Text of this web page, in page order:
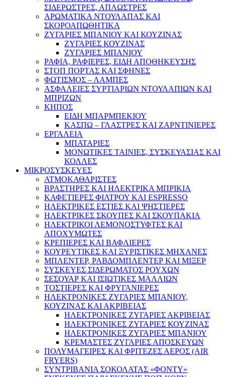
ΣΙΔΕΡΩΣΤΡΕΣ, ΑΠΛΩΣΤΡΕΣ
ΑΡΩΜΑΤΙΚΑ ΝΤΟΥΛΑΠΑΣ ΚΑΙ
ΣΚΟΡΟΑΠΩΘΗΤΙΚΑ
ΖΥΓΑΡΙΕΣ ΜΠΑΝΙΟΥ ΚΑΙ ΚΟΥΖΙΝΑΣ
ΖΥΓΑΡΙΕΣ ΚΟΥΖΙΝΑΣ
ΖΥΓΑΡΙΕΣ ΜΠΑΝΙΟΥ
ΡΑΦΙΑ, ΡΑΦΙΕΡΕΣ, ΕΙΔΗ ΑΠΟΘΗΚΕΥΣΗΣ
ΣΤΟΠ ΠΟΡΤΑΣ ΚΑΙ ΣΦΗΝΕΣ
ΦΩΤΙΣΜΟΣ – ΛΑΜΠΕΣ
ΑΣΦΑΛΕΙΕΣ ΣΥΡΤΙΑΡΙΩΝ ΝΤΟΥΛΑΠΙΩΝ ΚΑΙ
ΜΠΡΙΖΩΝ
ΚΗΠΟΣ
ΕΙΔΗ ΜΠΑΡΜΠΕΚΙΟΥ
ΚΑΣΠΩ – ΓΛΑΣΤΡΕΣ ΚΑΙ ΖΑΡΝΤΙΝΙΕΡΕΣ
ΕΡΓΑΛΕΙΑ
ΜΠΑΤΑΡΙΕΣ
ΜΟΝΩΤΙΚΕΣ ΤΑΙΝΙΕΣ, ΣΥΣΚΕΥΑΣΙΑΣ ΚΑΙ
ΚΟΛΛΕΣ
ΜΙΚΡΟΣΥΣΚΕΥΕΣ
ΑΤΜΟΚΑΘΑΡΙΣΤΕΣ
ΒΡΑΣΤΗΡΕΣ ΚΑΙ ΗΛΕΚΤΡΙΚΑ ΜΠΡΙΚΙΑ
ΚΑΦΕΤΙΕΡΕΣ ΦΙΛΤΡΟΥ ΚΑΙ ESPRESSO
ΗΛΕΚΤΡΙΚΕΣ ΕΣΤΙΕΣ ΚΑΙ ΨΗΣΤΙΕΡΕΣ
ΗΛΕΚΤΡΙΚΕΣ ΣΚΟΥΠΕΣ ΚΑΙ ΣΚΟΥΠΑΚΙΑ
ΗΛΕΚΤΡΙΚΟΙ ΛΕΜΟΝΟΣΤΥΦΤΕΣ ΚΑΙ
ΑΠΟΧΥΜΩΤΕΣ
ΚΡΕΠΙΕΡΕΣ ΚΑΙ ΒΑΦΛΙΕΡΕΣ
ΚΟΥΡΕΥΤΙΚΕΣ ΚΑΙ ΞΥΡΙΣΤΙΚΕΣ ΜΗΧΑΝΕΣ
ΜΠΛΕΝΤΕΡ, ΡΑΒΔΟΜΠΛΕΝΤΕΡ ΚΑΙ ΜΙΞΕΡ
ΣΥΣΚΕΥΕΣ ΣΙΔΕΡΩΜΑΤΟΣ ΡΟΥΧΩΝ
ΣΕΣΟΥΑΡ ΚΑΙ ΙΣΙΩΤΙΚΕΣ ΜΑΛΛΙΩΝ
ΤΟΣΤΙΕΡΕΣ ΚΑΙ ΦΡΥΓΑΝΙΕΡΕΣ
ΗΛΕΚΤΡΟΝΙΚΕΣ ΖΥΓΑΡΙΕΣ ΜΠΑΝΙΟΥ,
ΚΟΥΖΙΝΑΣ ΚΑΙ ΑΚΡΙΒΕΙΑΣ
ΗΛΕΚΤΡΟΝΙΚΕΣ ΖΥΓΑΡΙΕΣ ΑΚΡΙΒΕΙΑΣ
ΗΛΕΚΤΡΟΝΙΚΕΣ ΖΥΓΑΡΙΕΣ ΚΟΥΖΙΝΑΣ
ΗΛΕΚΤΡΟΝΙΚΕΣ ΖΥΓΑΡΙΕΣ ΜΠΑΝΙΟΥ
ΚΡΕΜΑΣΤΕΣ ΖΥΓΑΡΙΕΣ ΑΠΟΣΚΕΥΩΝ
ΠΟΛΥΜΑΓΕΙΡΕΣ ΚΑΙ ΦΡΙΤΕΖΕΣ ΑΕΡΟΣ (AIR
FRYERS)
ΣΥΝΤΡΙΒΑΝΙΑ ΣΟΚΟΛΑΤΑΣ «ΦΟΝΤΥ»